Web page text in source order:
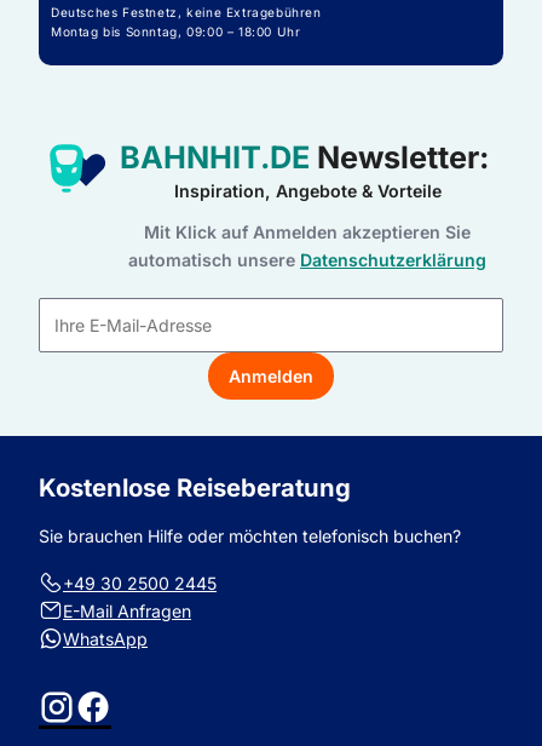
Deutsches Festnetz, keine Extragebühren
Montag bis Sonntag, 09:00 – 18:00 Uhr
BAHNHIT.DE Newsletter:
Inspiration, Angebote & Vorteile
Mit Klick auf Anmelden akzeptieren Sie
automatisch unsere Datenschutzerklärung
E-
Mail-
Adresse
Anmelden
Kostenlose Reiseberatung
Sie brauchen Hilfe oder möchten telefonisch buchen?
+49 30 2500 2445
E-Mail Anfragen
WhatsApp
InstagramFacebook